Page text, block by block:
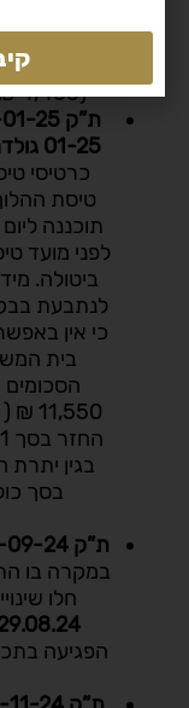
(4,465 ₪ עבור 11 תובעים בני משפחה אחת).
ת”ק 1244-01-25
01-25 גולדמן נ’
כרטיסי
לפני מועד
ביטולה.
לנתבעת
כי אין
בית
הסכומים
בגין יתרת
ת”ק 34096-09-24 נ’ ישראייר ואח
במקרה בו
חלו
הפגיעה